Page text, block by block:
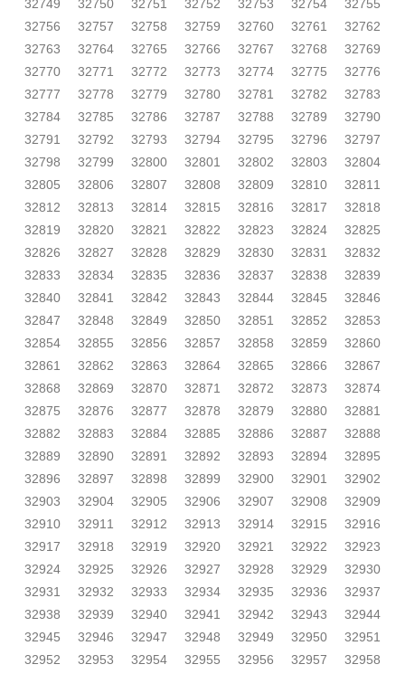
32749 32750 32751 32752 32753 32754
32755
32756
32757 32758 32759 32760 32761
32762
32763
32764 32765 32766 32767 32768
32769
32770
32771 32772 32773 32774 32775
32776
32777
32778 32779 32780 32781 32782
32783
32784
32785 32786 32787 32788 32789
32790
32791
32792 32793 32794 32795 32796
32797
32798
32799 32800 32801 32802 32803
32804
32805
32806 32807 32808 32809 32810
32811
32812
32813 32814 32815 32816 32817
32818
32819
32820 32821 32822 32823 32824
32825
32826
32827 32828 32829 32830 32831
32832
32833
32834 32835 32836 32837 32838
32839
32840
32841 32842 32843 32844 32845
32846
32847
32848 32849 32850 32851 32852
32853
32854
32855 32856 32857 32858 32859
32860
32861
32862 32863 32864 32865 32866
32867
32868
32869 32870 32871 32872 32873
32874
32875
32876 32877 32878 32879 32880
32881
32882
32883 32884 32885 32886 32887
32888
32889
32890 32891 32892 32893 32894
32895
32896
32897 32898 32899 32900 32901
32902
32903
32904 32905 32906 32907 32908
32909
32910
32911 32912 32913 32914 32915
32916
32917
32918 32919 32920 32921 32922
32923
32924
32925 32926 32927 32928 32929
32930
32931
32932 32933 32934 32935 32936
32937
32938
32939 32940 32941 32942 32943
32944
32945
32946 32947 32948 32949 32950
32951
32952
32953 32954 32955 32956 32957
32958